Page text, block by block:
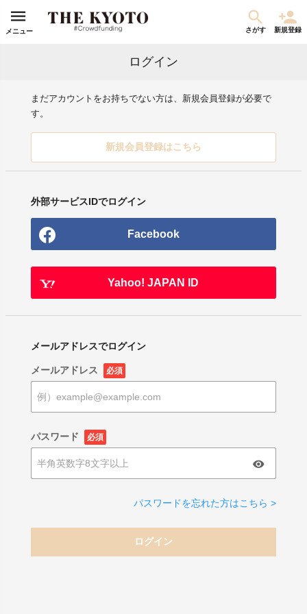
メニュー さがす 新規登録
ログイン
まだアカウントをお持ちでない方は、新規会員登録が必要で
す。
新規会員登録はこちら
外部サービスIDでログイン
Facebook
Yahoo! JAPAN ID
メールアドレスでログイン
メールアドレス 必須
パスワード 必須
パスワードを忘れた方はこちら >
ログイン